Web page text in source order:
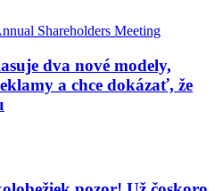
dva nové modely,
a chce dokázať, že